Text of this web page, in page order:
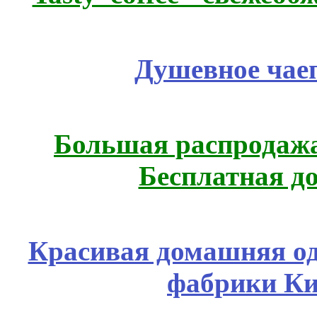
Душевное
Большая
Бесплатная
Красивая домашняя
фабрики